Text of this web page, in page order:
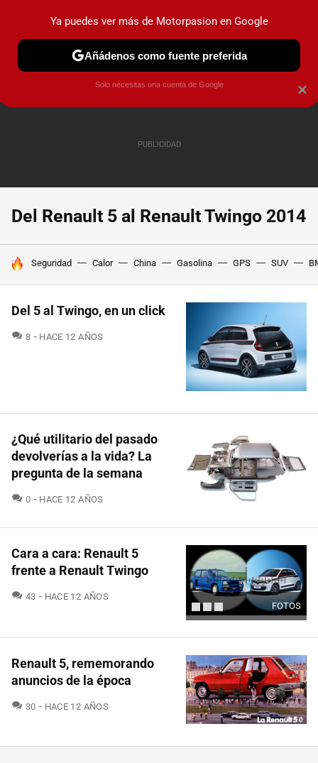
PRUEBAS COCHES ELÉCTRICOS OBSERVATORIO
Del Renault 5 al Renault Twingo 2014
HOY SE HABLA DE
Seguridad Calor China Gasolina GPS SUV
Del 5 al Twingo, en un click
8 COMENTARIOS
HACE 12 AÑOS
¿Qué utilitario del pasado
devolverías a la vida? La
pregunta de la semana
0 COMENTARIOS
HACE 12 AÑOS
FOTOS
Cara a cara: Renault 5
frente a Renault Twingo
43 COMENTARIOS
HACE 12 AÑOS
Renault 5, rememorando
anuncios de la época
30 COMENTARIOS
HACE 12 AÑOS
×
Ya puedes ver más de Motorpasion en Google
Añádenos como fuente preferida
Solo necesitas una cuenta de Google